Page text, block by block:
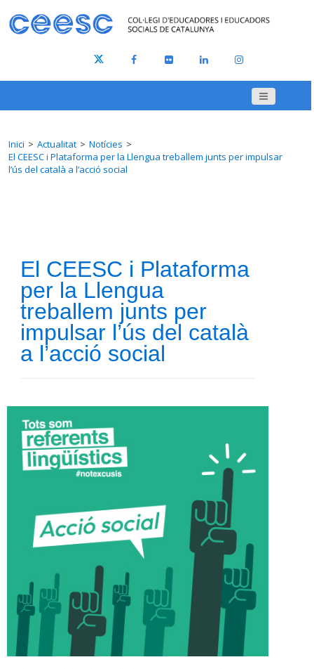
Inici Actualitat
Notícies
El CEESC i Plataforma per la Llengua treballem junts per impulsar
l’ús del català a l’acció social
El CEESC i Plataforma
per la Llengua
treballem junts per
impulsar l’ús del català
a l’acció social